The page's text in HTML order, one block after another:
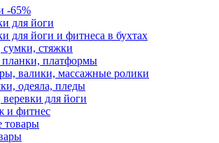
-65%
для йоги
для йоги и фитнеса в бухтах
стяжки
планки, платформы
валики, массажные ролики
одеяла, пледы
для йоги
и фитнес
товары